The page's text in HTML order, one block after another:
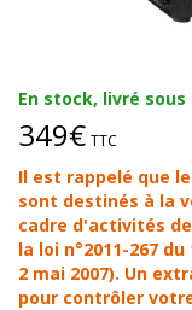
En stock, livré sous
349€ TTC
Il est rappelé que
sont destinés à la
cadre d'activités
la loi n°2011-267
2 mai 2007). Un
pour contrôler